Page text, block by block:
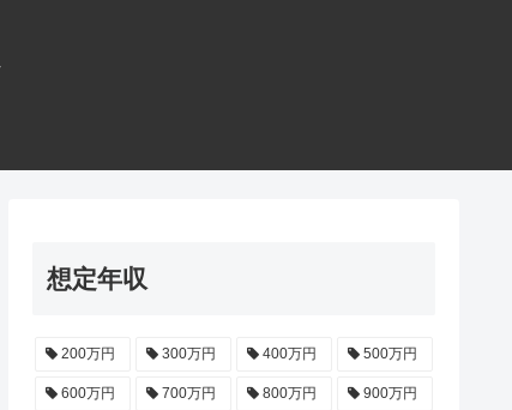
想定年収
200万円 300万円 400万円 500万円
600万円 700万円 800万円 900万円